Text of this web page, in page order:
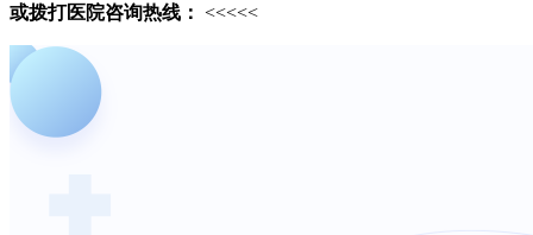
或拨打医院咨询热线： <<<<<